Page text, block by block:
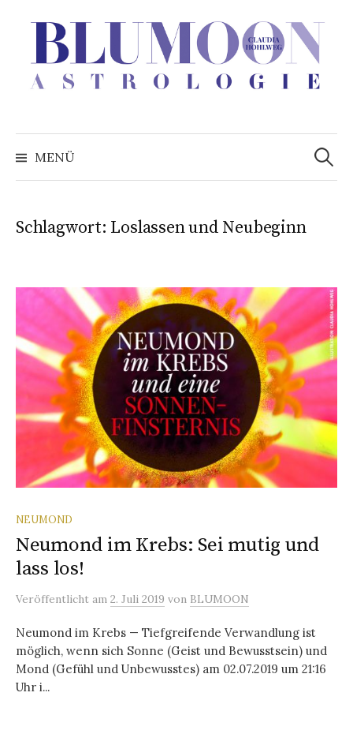
überspringen
MENÜ
Suchen
nach:
Schlagwort: Loslassen und Neubeginn
NEUMOND
Neumond im Krebs: Sei mutig und
lass los!
Veröffentlicht am 2. Juli 2019 von BLUMOON
Neumond im Krebs — Tiefgreifende Verwandlung ist
möglich, wenn sich Sonne (Geist und Bewusstsein) und
Mond (Gefühl und Unbewusstes) am 02.07.2019 um 21:16
Uhr i...